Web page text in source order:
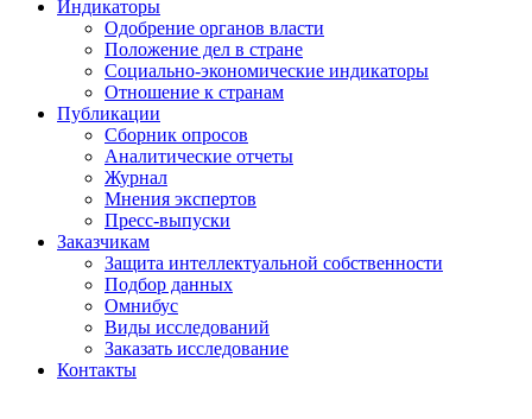
Индикаторы
Одобрение органов власти
Положение дел в стране
Социально-экономические индикаторы
Отношение к странам
Публикации
Сборник опросов
Аналитические отчеты
Журнал
Мнения экспертов
Пресс-выпуски
Заказчикам
Защита интеллектуальной собственности
Подбор данных
Омнибус
Виды исследований
Заказать исследование
Контакты